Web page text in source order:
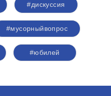
#дискуссия
#мусорныйвопрос
#юбилей